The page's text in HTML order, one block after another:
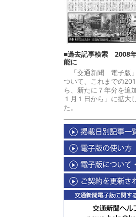
■過去記事検索 2008
能に
「交通新聞 電子版
ついて、これまでの
ら、新たに７年分を追
１月１日から」に拡大
た。 交通